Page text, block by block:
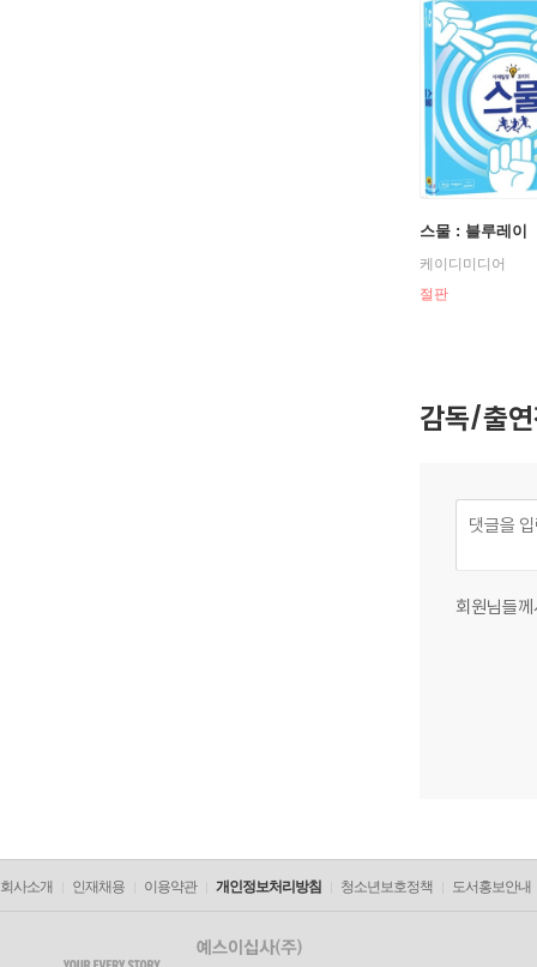
스물 : 블루레이
케이디미디어
절판
감독/출
회원님들
회사소개 인재채용 이용약관 개인정보처리방침 청소년보호정책 도서홍보안내